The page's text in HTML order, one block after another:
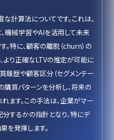
計算法についてです。これは、
機械学習やAIを活用して未来
特に、顧客の離脱（churn）の
より正確なLTVの推定が可能に
履歴や顧客区分（セグメンテー
購買パターンを分析し、将来の
ます。この手法は、企業がマー
するかの指針となり、特にデ
を発揮します。